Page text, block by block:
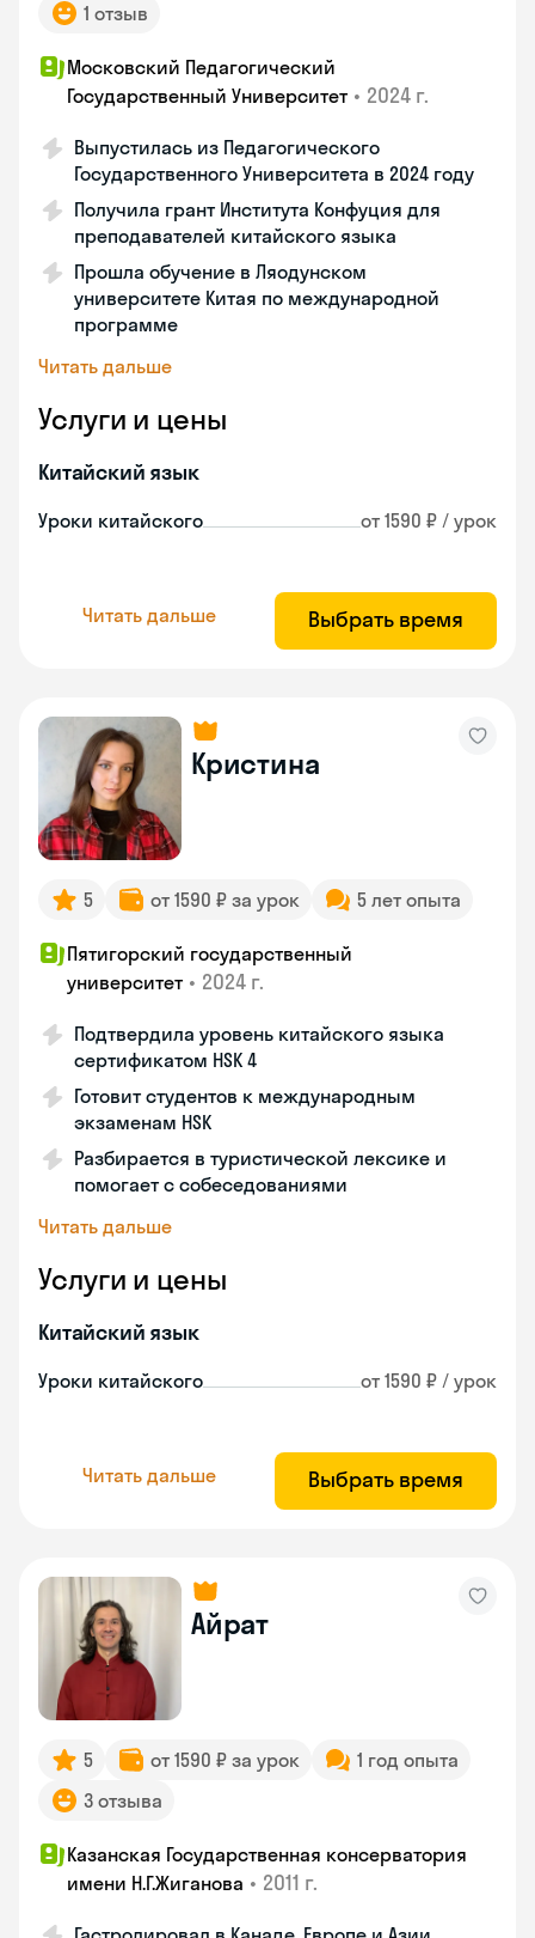
1 отзыв
Московский Педагогический
Государственный Университет • 2024 г.
Выпустилась из Педагогического
Государственного Университета в 2024 году
Получила грант Института Конфуция для
преподавателей китайского языка
Прошла обучение в Ляодунском
университете Китая по международной
программе
Читать дальше
Услуги и цены
Китайский язык
Уроки китайского от 1590 ₽ / урок
Читать дальше Выбрать время
Кристина
5 от 1590 ₽ за урок 5 лет опыта
Пятигорский государственный
университет • 2024 г.
Подтвердила уровень китайского языка
сертификатом HSK 4
Готовит студентов к международным
экзаменам HSK
Разбирается в туристической лексике и
помогает с собеседованиями
Читать дальше
Услуги и цены
Китайский язык
Уроки китайского от 1590 ₽ / урок
Читать дальше Выбрать время
Айрат
5 от 1590 ₽ за урок
1 год опыта
3 отзыва
Казанская Государственная консерватория
имени Н.Г.Жиганова • 2011 г.